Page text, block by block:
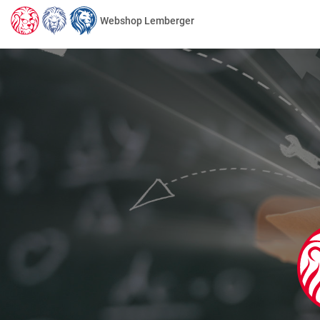
Webshop Lemberger